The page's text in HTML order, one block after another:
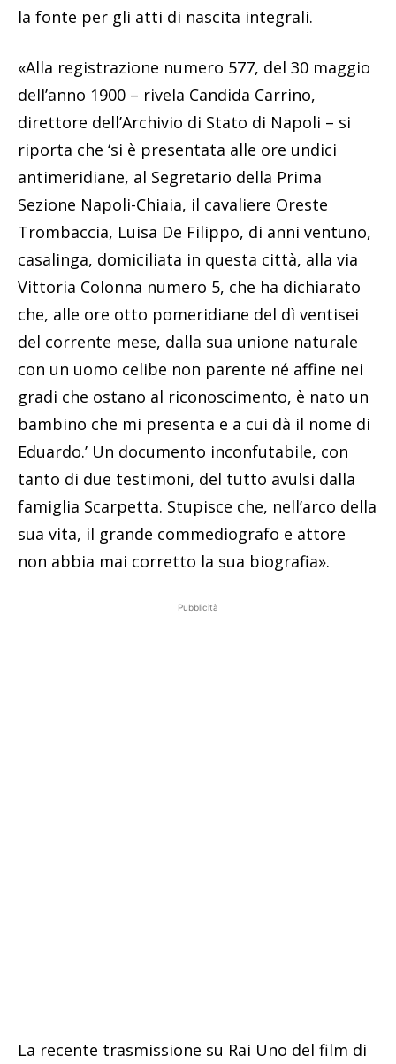
la fonte per gli atti di nascita integrali.
«Alla registrazione numero 577, del 30 maggio
dell’anno 1900 – rivela Candida Carrino,
direttore dell’Archivio di Stato di Napoli – si
riporta che ‘si è presentata alle ore undici
antimeridiane, al Segretario della Prima
Sezione Napoli-Chiaia, il cavaliere Oreste
Trombaccia, Luisa De Filippo, di anni ventuno,
casalinga, domiciliata in questa città, alla via
Vittoria Colonna numero 5, che ha dichiarato
che, alle ore otto pomeridiane del dì ventisei
del corrente mese, dalla sua unione naturale
con un uomo celibe non parente né affine nei
gradi che ostano al riconoscimento, è nato un
bambino che mi presenta e a cui dà il nome di
Eduardo.’ Un documento inconfutabile, con
tanto di due testimoni, del tutto avulsi dalla
famiglia Scarpetta. Stupisce che, nell’arco della
sua vita, il grande commediografo e attore
non abbia mai corretto la sua biografia».
Pubblicità
La recente trasmissione su Rai Uno del film di